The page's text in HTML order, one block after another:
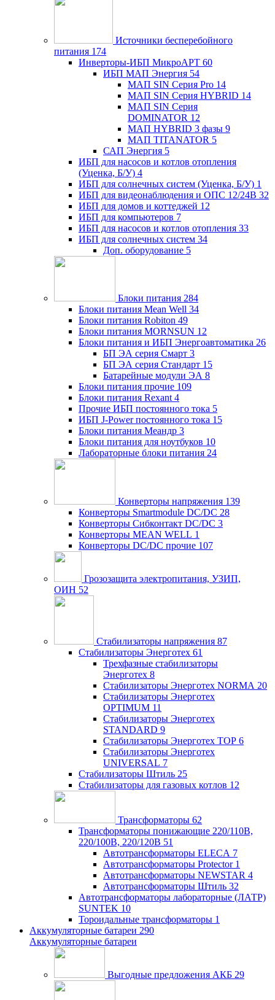
Источники бесперебойного
питания 174
Инверторы-ИБП МикроАРТ 60
ИБП МАП Энергия 54
МАП SIN Серия Pro 14
МАП SIN Серия HYBRID 14
МАП SIN Серия
DOMINATOR 12
МАП HYBRID 3 фазы 9
МАП TITANATOR 5
САП Энергия 5
ИБП для насосов и котлов отопления
(Уценка, Б/У) 4
ИБП для солнечных систем (Уценка, Б/У) 1
ИБП для видеонаблюдения и ОПС 12/24В 32
ИБП для домов и коттеджей 12
ИБП для компьютеров 7
ИБП для насосов и котлов отопления 33
ИБП для солнечных систем 34
Доп. оборудование 5
Блоки питания 284
Блоки питания Mean Well 34
Блоки питания Robiton 49
Блоки питания MORNSUN 12
Блоки питания и ИБП Энергоавтоматика 26
БП ЭА серия Смарт 3
БП ЭА серия Стандарт 15
Батарейные модули ЭА 8
Блоки питания прочие 109
Блоки питания Rexant 4
Прочие ИБП постоянного тока 5
ИБП J-Power постоянного тока 15
Блоки питания Меандр 3
Блоки питания для ноутбуков 10
Лабораторные блоки питания 24
Конверторы напряжения 139
Конверторы Smartmodule DC/DC 28
Конверторы Сибконтакт DC/DC 3
Конверторы MEAN WELL 1
Конверторы DC/DC прочие 107
Грозозащита электропитания, УЗИП,
ОИН 52
Стабилизаторы напряжения 87
Стабилизаторы Энерготех 61
Трехфазные стабилизаторы
Энерготех 8
Стабилизаторы Энерготех NORMA 20
Стабилизаторы Энерготех
OPTIMUM 11
Стабилизаторы Энерготех
STANDARD 9
Стабилизаторы Энерготех TOP 6
Стабилизаторы Энерготех
UNIVERSAL 7
Стабилизаторы Штиль 25
Стабилизаторы для газовых котлов 12
Трансформаторы 62
Трансформаторы понижающие 220/110В,
220/100В, 220/120В 51
Автотрансформаторы ELECA 7
Автотрансформаторы Protector 1
Автотрансформаторы NEWSTAR 4
Автотрансформаторы Штиль 32
Автотрансформаторы лабораторные (ЛАТР)
SUNTEK 10
Тороидальные трансформаторы 1
Аккумуляторные батареи 290
Аккумуляторные батареи
Выгодные предложения АКБ 29